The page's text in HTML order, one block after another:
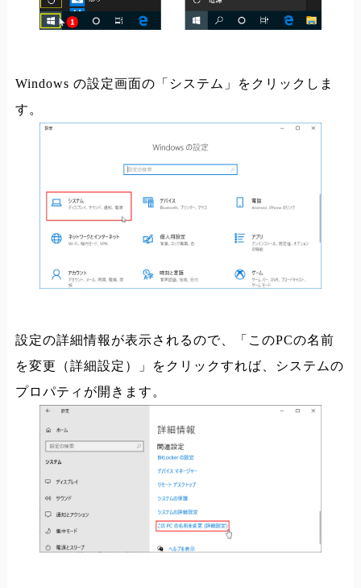
Windows の設定画面の「システム」をクリックしま
す。
設定の詳細情報が表示されるので、「このPCの名前
を変更（詳細設定）」をクリックすれば、システムの
プロパティが開きます。